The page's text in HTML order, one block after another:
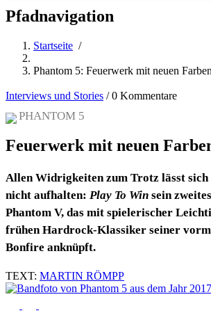
Pfadnavigation
Startseite /
Phantom 5: Feuerwerk mit neuen Farben
Interviews und Stories /0 Kommentare
PHANTOM 5
Feuerwerk mit neuen
Allen Widrigkeiten zum Trotz lässt sich
nicht aufhalten: Play To Win sein
Phantom V, das mit spielerischer
frühen Hardrock-Klassiker seiner
Bonfire anknüpft.
TEXT: MARTIN RÖMPP